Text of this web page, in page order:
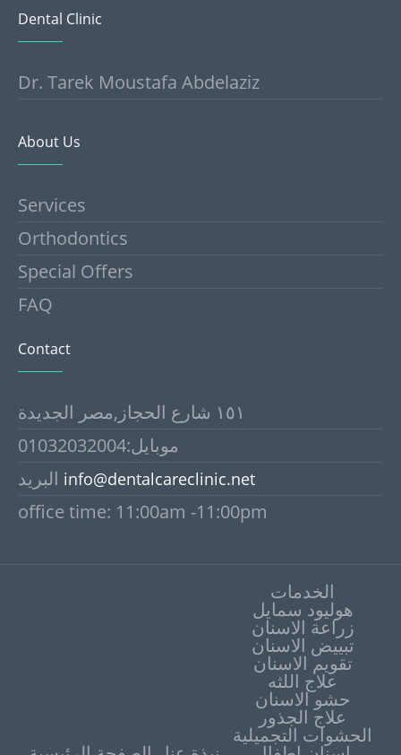
Dental Clinic
Dr. Tarek Moustafa Abdelaziz
About Us
Services
Orthodontics
Special Offers
FAQ
Contact
١٥١ شارع الحجاز,مصر الجديدة
موبايل:01032032004
info@dentalcareclinic.net
office time: 11:00am -11:00pm
الخدمات
هوليود سمايل
زراعة الاسنان
تبييض الاسنان
علاج اللثه
حشو الاسنان
علاج الجذور
الحشوات التجميلية